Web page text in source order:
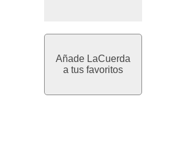
Añade LaCuerda
a tus favoritos